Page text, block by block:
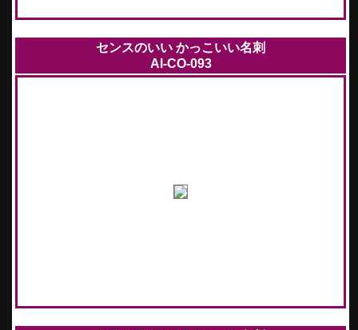
センスのいい かっこいい名刺
AI-CO-093